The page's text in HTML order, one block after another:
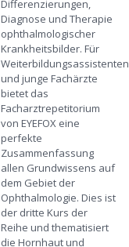
Differenzierungen,
Diagnose und Therapie
ophthalmologischer
Krankheitsbilder. Für
Weiterbildungsassistenten
und junge Fachärzte
bietet das
Facharztrepetitorium
von EYEFOX eine
perfekte
Zusammenfassung
allen Grundwissens auf
dem Gebiet der
Ophthalmologie. Dies ist
der dritte Kurs der
Reihe und thematisiert
die Hornhaut und